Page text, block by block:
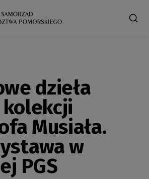
dzieła
Musiała.
w
PGS